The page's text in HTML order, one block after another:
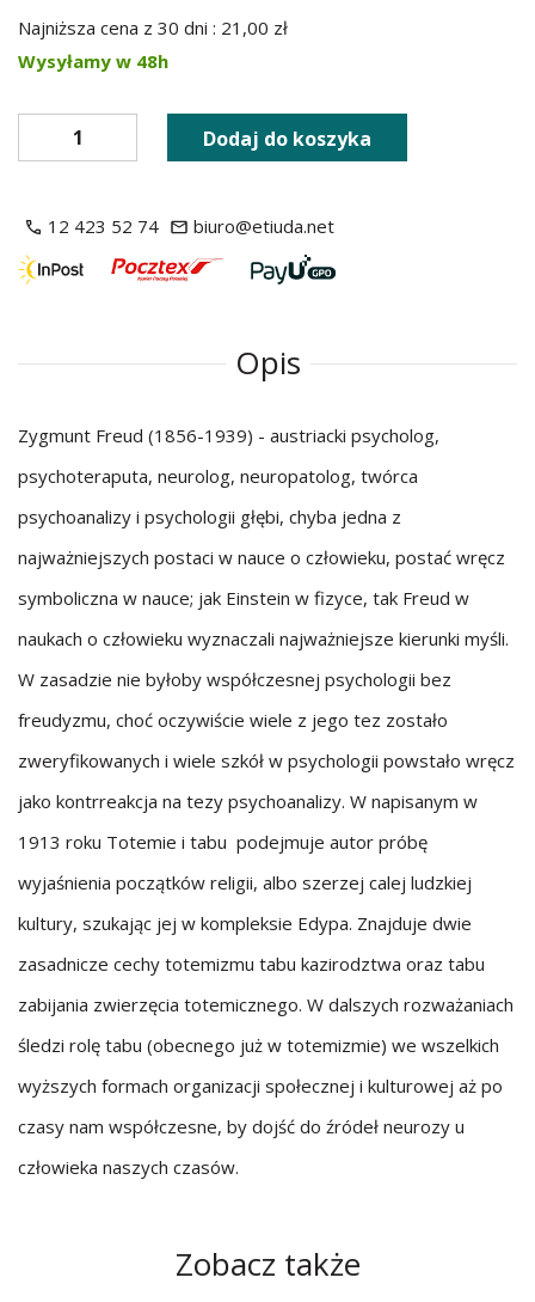
Najniższa cena z 30 dni : 21,00 zł
Wysyłamy w 48h
Dodaj do koszyka
12 423 52 74 biuro@etiuda.net
Opis
Zygmunt Freud (1856-1939) - austriacki psycholog,
psychoteraputa, neurolog, neuropatolog, twórca
psychoanalizy i psychologii głębi, chyba jedna z
najważniejszych postaci w nauce o człowieku, postać wręcz
symboliczna w nauce; jak Einstein w fizyce, tak Freud w
naukach o człowieku wyznaczali najważniejsze kierunki myśli.
W zasadzie nie byłoby współczesnej psychologii bez
freudyzmu, choć oczywiście wiele z jego tez zostało
zweryfikowanych i wiele szkół w psychologii powstało wręcz
jako kontrreakcja na tezy psychoanalizy. W napisanym w
1913 roku Totemie i tabu podejmuje autor próbę
wyjaśnienia początków religii, albo szerzej calej ludzkiej
kultury, szukając jej w kompleksie Edypa. Znajduje dwie
zasadnicze cechy totemizmu tabu kazirodztwa oraz tabu
zabijania zwierzęcia totemicznego. W dalszych rozważaniach
śledzi rolę tabu (obecnego już w totemizmie) we wszelkich
wyższych formach organizacji społecznej i kulturowej aż po
czasy nam współczesne, by dojść do źródeł neurozy u
człowieka naszych czasów.
Zobacz także